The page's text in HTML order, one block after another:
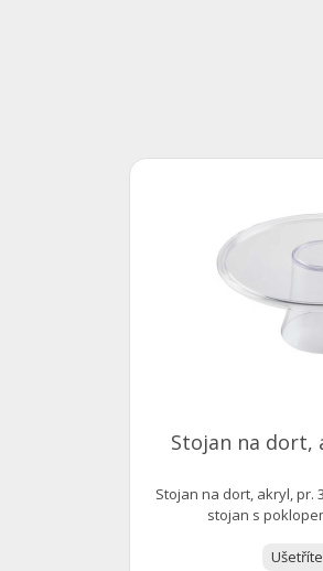
Stojan na dort,
Stojan na dort, akryl, pr.
stojan s